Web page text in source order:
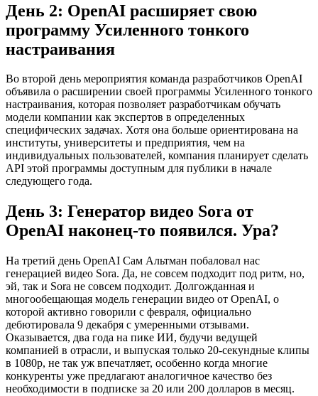
День 2: OpenAI расширяет свою
программу Усиленного тонкого
настраивания
Во второй день мероприятия команда разработчиков OpenAI
объявила о расширении своей программы Усиленного тонкого
настраивания, которая позволяет разработчикам обучать
модели компании как экспертов в определенных
специфических задачах. Хотя она больше ориентирована на
институты, университеты и предприятия, чем на
индивидуальных пользователей, компания планирует сделать
API этой программы доступным для публики в начале
следующего года.
День 3: Генератор видео Sora от
OpenAI наконец-то появился. Ура?
На третий день OpenAI Сам Альтман побаловал нас
генерацией видео Sora. Да, не совсем подходит под ритм, но,
эй, так и Sora не совсем подходит. Долгожданная и
многообещающая модель генерации видео от OpenAI, о
которой активно говорили с февраля, официально
дебютировала 9 декабря с умеренными отзывами.
Оказывается, два года на пике ИИ, будучи ведущей
компанией в отрасли, и выпуская только 20-секундные клипы
в 1080p, не так уж впечатляет, особенно когда многие
конкуренты уже предлагают аналогичное качество без
необходимости в подписке за 20 или 200 долларов в месяц.